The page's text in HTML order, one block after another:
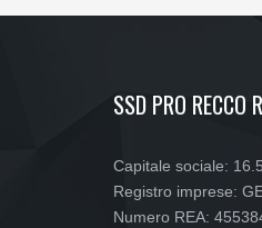
SSD PRO RECCO
Capitale sociale:
Registro imprese:
Numero REA: